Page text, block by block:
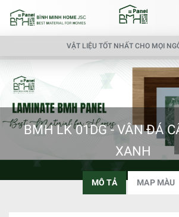
VẬT LIỆU TỐT NHẤT CHO MỌI
BMH LK 01DG - VÂN ĐÁ
XANH
MÔ TẢ MAP MÀU